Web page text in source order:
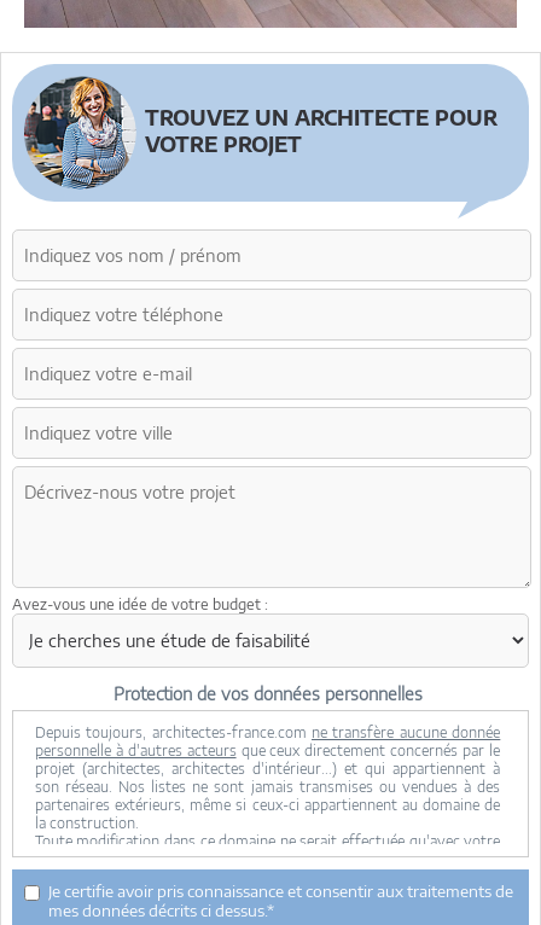
TROUVEZ UN ARCHITECTE POUR
VOTRE PROJET
Avez-vous une idée de votre budget :
Protection de vos données personnelles
Depuis toujours, architectes-france.com ne transfère aucune donnée
personnelle à d'autres acteurs que ceux directement concernés par le
projet (architectes, architectes d'intérieur...) et qui appartiennent à
son réseau. Nos listes ne sont jamais transmises ou vendues à des
partenaires extérieurs, même si ceux-ci appartiennent au domaine de
la construction.
Toute modification dans ce domaine ne serait effectuée qu'avec votre
consentement.
Je consens à ce que mes données personnelles soient collectées pour
permettre à architectes-france de transférer votre projet aux
architectes. Seul Architectes-france, ses équipes internes et la
Je certifie avoir pris connaissance et consentir aux traitements de
mes données décrits ci dessus.*